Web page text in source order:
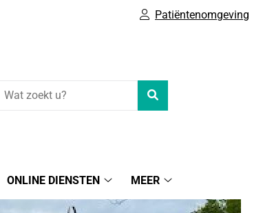
Patiëntenomgeving
ONLINE DIENSTEN
diensten
MEER
submenu